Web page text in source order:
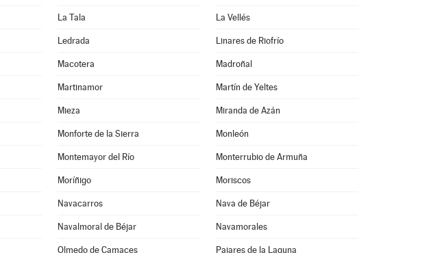
La Tala La Vellés
Ledrada Linares de Riofrío
Macotera Madroñal
Martinamor Martín de Yeltes
Mieza Miranda de Azán
Monforte de la Sierra Monleón
Montemayor del Río Monterrubio de Armuña
Moríñigo Moriscos
Navacarros Nava de Béjar
Navalmoral de Béjar Navamorales
Olmedo de Camaces Pajares de la Laguna